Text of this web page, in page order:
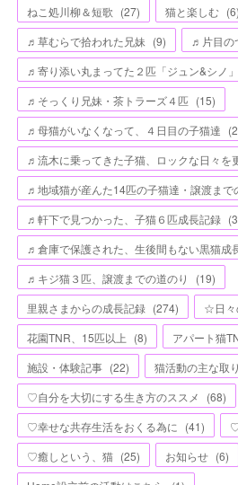
ねこ処川柳＆短歌 (27) 猫と楽しむ (6)
♬草むらで拾われた兄妹 (9) ♬片目の
♬寄り添い丸まってた２匹「ジュン&シノ」
♬そっくり兄妹・茶トラーズ４匹 (15)
♬母猫がいなくなって、４日目の子猫達 (
♬流木に乗ってきた子猫、ロックな日々を
♬地域猫が産んた14匹の子猫達・譲渡まで
♬軒下で見つかった、子猫６匹成長記録 (
♬倉庫で保護された、生後間もない黒猫成
♬キジ猫３匹、譲渡までの道のり
(19)
里親さまからの成長記録 (274) ☆日々
花園TNR、15匹以上 (8) アパート猫
施設・体験記事 (22) 猫活動の主な取
♡自分を大切にする生き方のススメ
(68)
♡幸せな共存生活をおくる為に (41)
♡癒しという、猫 (25) お知らせ (6)